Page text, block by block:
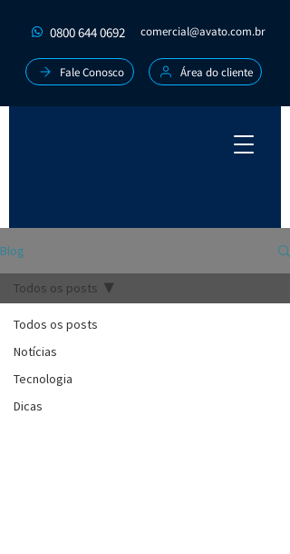
0800 644 0692 comercial@avato.com.br
Fale Conosco Área do cliente
Blog
Todos os posts
Notícias
Tecnologia
Dicas
Todos os posts